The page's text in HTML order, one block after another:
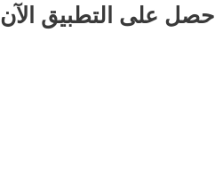
أحصل على التطبيق الآن